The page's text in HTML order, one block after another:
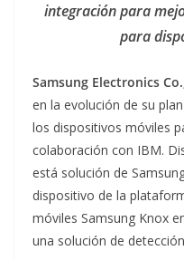
integración para
para
Samsung Electronics
en la evolución de su
los dispositivos móviles
colaboración con IBM.
está solución de
dispositivo de la
móviles Samsung Knox
una solución de